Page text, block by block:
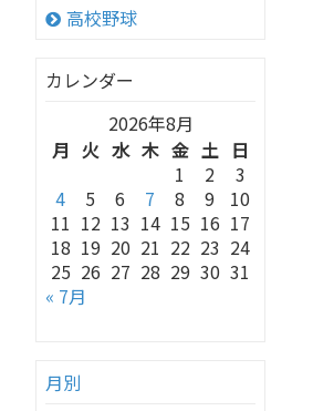
高校野球
カレンダー
2026年8月
月 火 水 木 金 土 日
1
2
3
4
5 6 7 8 9
10
11 12 13 14 15 16 17
18 19 20 21 22 23 24
25 26 27 28 29 30 31
« 7月
月別